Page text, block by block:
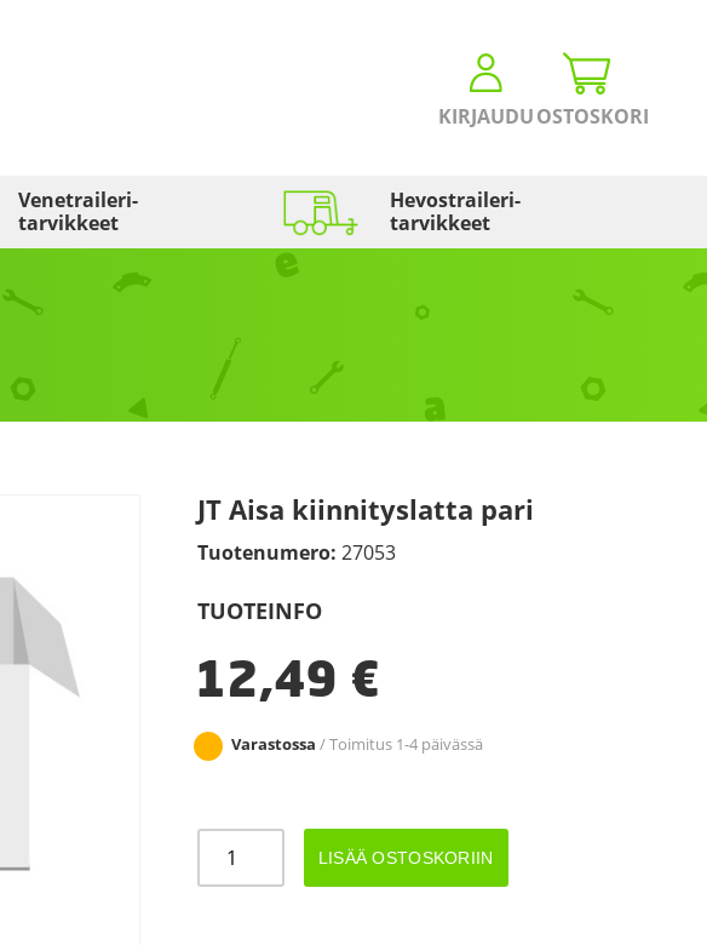
KIRJAUDUOSTOSKORI
Venetraileri­
tarvikkeet
Hevostraileri­
tarvikkeet
JT Aisa kiinnityslatta pari
Tuotenumero: 27053
TUOTEINFO
12,49 €
Varastossa / Toimitus 1-4 päivässä
Aisa
LISÄÄ OSTOSKORIIN